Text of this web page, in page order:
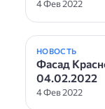
4 Фев 2022
НОВОСТЬ
Фасад
04.02.2022
4 Фев 2022